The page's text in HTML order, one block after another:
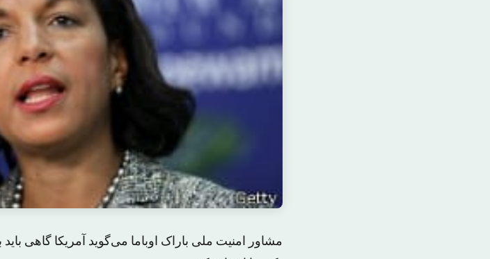
مشاور امنیت ملی باراک اوباما می‌گوید آمریکا گاهی